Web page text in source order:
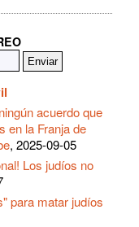
acuerdo que
en la Franja de
, 2025-09-05
Los judíos no
para matar judíos